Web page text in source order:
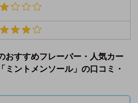
おすすめフレーバー・人気カー
ミントメンソール」の口コミ・